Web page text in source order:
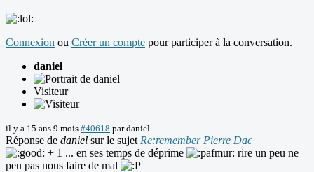
Connexion ou Créer un compte pour participer à la conversation.
daniel
Visiteur
il y a 15 ans 9 mois #40618 pardaniel
Réponse de daniel sur le sujet Re:remember Pierre Dac
+ 1 ... en ses temps de déprime
rire un peu ne
peu pas nous faire de mal